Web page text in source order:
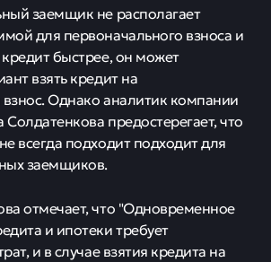
заемщик не располагает
для первоначального взноса и
быстрее, он может
взять кредит на
Однако аналитик компании
предостерегает, что
всегда подходит подходит для
заемщиков.
отмечает, что "Одновременное
и ипотеки требует
и в случае взятия кредита на